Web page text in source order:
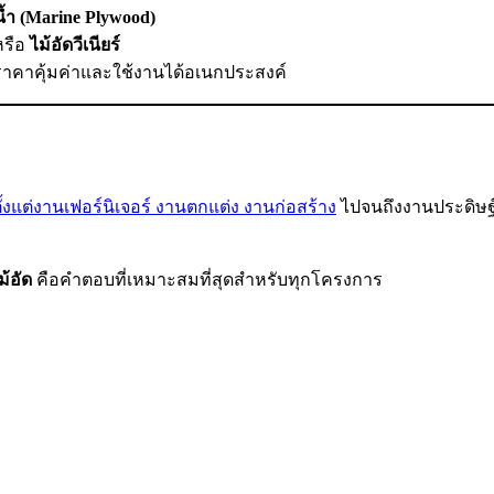
(Marine Plywood)
อไม้อัดวีเนียร์
คาคุ้มค่าและใช้งานได้อเนกประสงค์
แต่งานเฟอร์นิเจอร์ งานตกแต่ง งานก่อสร้าง ไปจนถึงงานประดิษ
อัด คือคำตอบที่เหมาะสมที่สุดสำหรับทุกโครงการ